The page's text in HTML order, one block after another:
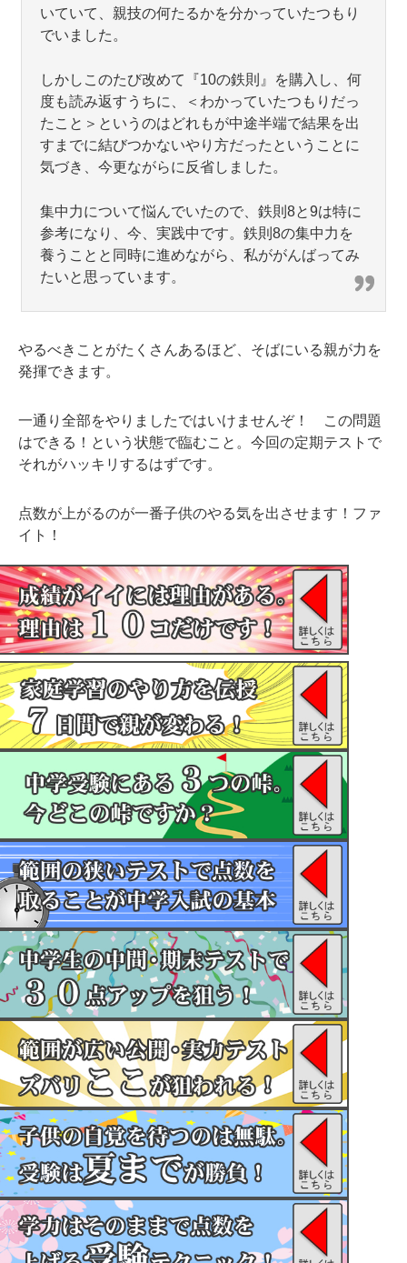
いていて、親技の何たるかを分かっていたつもり
でいました。
しかしこのたび改めて『10の鉄則』を購入し、何
度も読み返すうちに、＜わかっていたつもりだっ
たこと＞というのはどれもが中途半端で結果を出
すまでに結びつかないやり方だったということに
気づき、今更ながらに反省しました。
集中力について悩んでいたので、鉄則8と9は特に
参考になり、今、実践中です。鉄則8の集中力を
養うことと同時に進めながら、私ががんばってみ
たいと思っています。
やるべきことがたくさんあるほど、そばにいる親が力を
発揮できます。
一通り全部をやりましたではいけませんぞ！ この問題
はできる！という状態で臨むこと。今回の定期テストで
それがハッキリするはずです。
点数が上がるのが一番子供のやる気を出させます！ファ
イト！